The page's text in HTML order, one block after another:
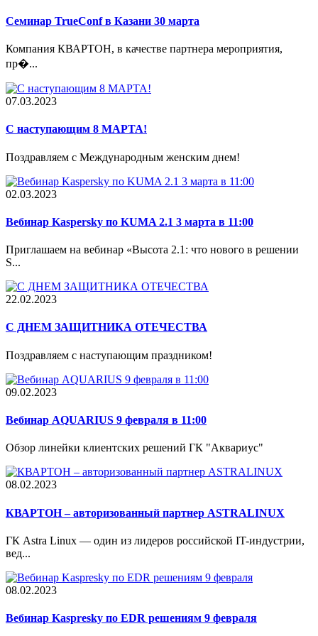
Семинар TrueConf в Казани 30 марта
Компания КВАРТОН, в качестве партнера мероприятия,
пр�...
07.03.2023
С наступающим 8 МАРТА!
Поздравляем с Международным женским днем!
02.03.2023
Вебинар Kaspersky по KUMA 2.1 3 марта в 11:00
Приглашаем на вебинар «Высота 2.1: что нового в решении
S...
22.02.2023
С ДНЕМ ЗАЩИТНИКА ОТЕЧЕСТВА
Поздравляем с наступающим праздником!
09.02.2023
Вебинар AQUARIUS 9 февраля в 11:00
Обзор линейки клиентских решений ГК "Аквариус"
08.02.2023
КВАРТОН – авторизованный партнер ASTRALINUX
ГК Astra Linux — один из лидеров российской IT-индустрии,
вед...
08.02.2023
Вебинар Kaspresky по EDR решениям 9 февраля